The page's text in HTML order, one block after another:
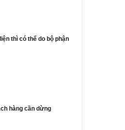
thì có thể do bộ phận
hàng cần dừng